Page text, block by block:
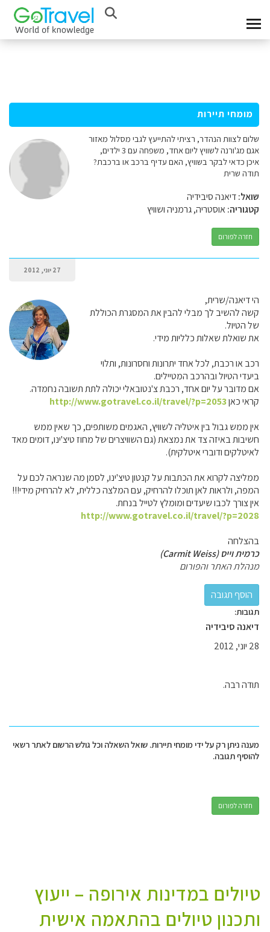
מומחי תיירות
שלום לצוות הנהדר, רציתי להתייעץ לגבי מסלול מאזור
אגם מג'ורנה לשוויץ ליום אחד, משפחה עם 3 ילדים,
איכן כדאי לבקר בשוויץ, האם עדיף ברכב או ברכבת?
תודה שרית
שואל:דיאנה סיבידיה
קטגוריה:אוסטריה, גרמניה ושוויץ
חזרה לפורום
27 יוני, 2012
הי דיאנה/שרית,
קשה להשיב לך מבלי להבין את המסגרת הכוללת
של הטיול.
את שואלת שאלות כלליות מידי.
רכב או רכבת, לכל אחד יתרונות וחסרונות, ותלוי
ביעדי הטיול ובהרכב המטיילים.
אם מדובר על יום אחד, רכבת צ'נטובאלי יכולה לתת תשובה נחמדה.
קראי כאןhttp://www.gotravel.co.il/travel/?p=2053
אין ממש גבול בין איטליה לשוויץ, האגמים משותפים, כך שאין ממש
חשיבות באיזה צד את נמצאת (גם השוויצרים של מחוז טיצ'ינו, דומים מאד
לאיטלקים ודוברי איטלקית).
ממליצה לקרוא את הכתבות על קנטון טיצ'ינו, לסמן מה שנראה לכם על
המפה, ולראות לאן תוכלו להרחיק, עם המלצה כללית, לא להרחיק מידי!!!
אין צורך לכבו שיעדים ומומלץ לטייל בנחת.
http://www.gotravel.co.il/travel/?p=2028
בהצלחה
כרמית וייס (Carmit Weiss)
מנהלת האתר והפורום
תגובות:
דיאנה סיבידיה
28 יוני, 2012
תודה רבה.
מענה ניתן רק על ידי מומחי תיירות. שואל השאלה וכל גולש הרשום לאתר רשאי
להוסיף תגובה.
חזרה לפורום
טיולים במדינות אירופה – ייעוץ
ותכנון טיולים בהתאמה אישית